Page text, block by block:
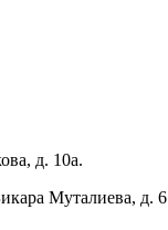
д. 10а.
Муталиева, д. 6